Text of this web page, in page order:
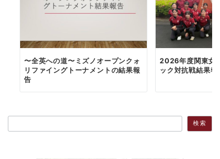
〜全英への道〜ミズノオープンクォ
リファイングトーナメントの結果報
告
2026年度関東女
ック対抗戦結果報
検索